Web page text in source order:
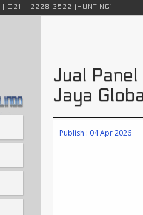
| 021 - 2228 3522 (HUNTING)
Jual
Jaya
Publish : 04 Apr 2026